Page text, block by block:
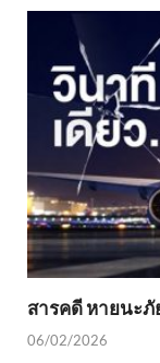
สารคดี หายนะ
06/02/2026